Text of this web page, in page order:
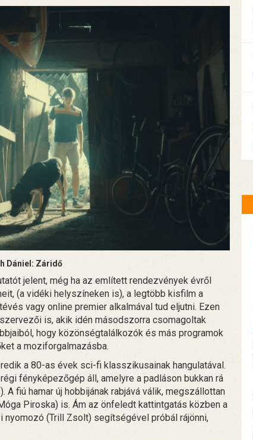
Dániel: Záridő
jelent, még ha az említett rendezvények évről
(a vidéki helyszíneken is), a legtöbb kisfilm a
vagy online premier alkalmával tud eljutni. Ezen
is, akik idén másodszorra csomagoltak
hogy közönségtalálkozók és más programok
a moziforgalmazásba.
a 80-as évek sci-fi klasszikusainak hangulatával.
fényképezőgép áll, amelyre a padláson bukkan rá
A fiú hamar új hobbijának rabjává válik, megszállottan
Piroska) is. Ám az önfeledt kattintgatás közben a
(Trill Zsolt) segítségével próbál rájönni,